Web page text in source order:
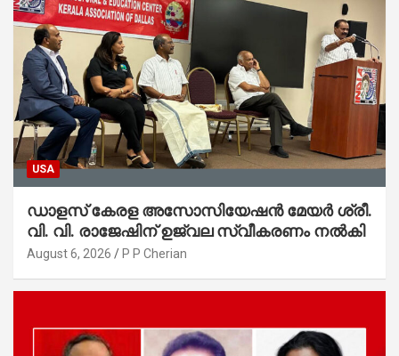
USA
ഡാളസ് കേരള അസോസിയേഷൻ മേയർ ശ്രീ.
വി. വി. രാജേഷിന് ഉജ്വല സ്വീകരണം നൽകി
August 6, 2026 P P Cherian